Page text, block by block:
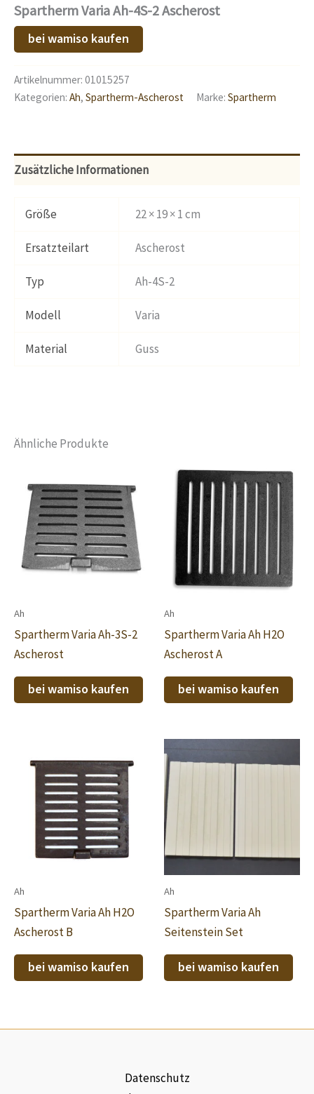
Spartherm Varia Ah-4S-2 Ascherost
bei wamiso kaufen
Artikelnummer: 01015257
Kategorien: Ah, Spartherm-Ascherost Marke: Spartherm
Zusätzliche Informationen
Größe 22 × 19 × 1 cm
Ersatzteilart Ascherost
Typ Ah-4S-2
Modell Varia
Material Guss
Ähnliche Produkte
Ah
Spartherm Varia Ah-3S-2
Ascherost
bei wamiso kaufen
Ah
Spartherm Varia Ah H2O
Ascherost A
bei wamiso kaufen
Ah
Spartherm Varia Ah H2O
Ascherost B
bei wamiso kaufen
Ah
Spartherm Varia Ah
Seitenstein Set
bei wamiso kaufen
Datenschutz